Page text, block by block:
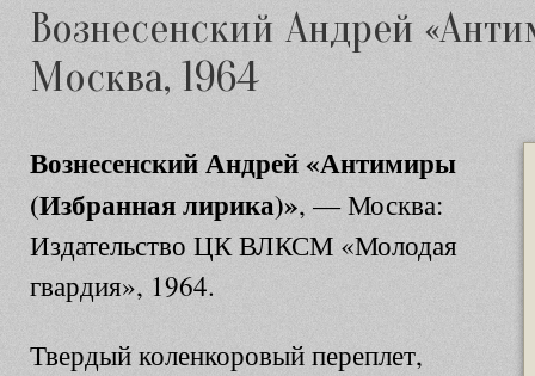
Вознесенский Андрей
Москва, 1964
Вознесенский Андрей «Антимиры
(Избранная лирика)», — Москва:
Издательство ЦК ВЛКСМ «Молодая
гвардия», 1964.
Твердый коленкоровый переплет,